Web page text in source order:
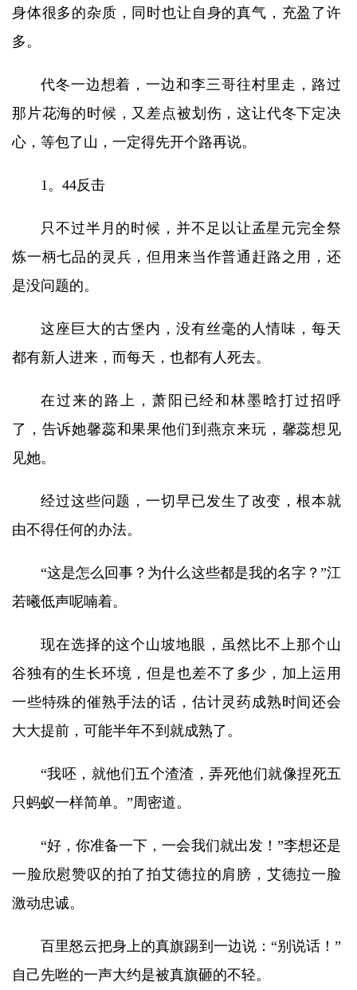
身体很多的杂质，同时也让自身的真气，充盈了许
多。
代冬一边想着，一边和李三哥往村里走，路过
那片花海的时候，又差点被划伤，这让代冬下定决
心，等包了山，一定得先开个路再说。
1。44反击
只不过半月的时候，并不足以让孟星元完全祭
炼一柄七品的灵兵，但用来当作普通赶路之用，还
是没问题的。
这座巨大的古堡内，没有丝毫的人情味，每天
都有新人进来，而每天，也都有人死去。
在过来的路上，萧阳已经和林墨晗打过招呼
了，告诉她馨蕊和果果他们到燕京来玩，馨蕊想见
见她。
经过这些问题，一切早已发生了改变，根本就
由不得任何的办法。
“这是怎么回事？为什么这些都是我的名字？”江
若曦低声呢喃着。
现在选择的这个山坡地眼，虽然比不上那个山
谷独有的生长环境，但是也差不了多少，加上运用
一些特殊的催熟手法的话，估计灵药成熟时间还会
大大提前，可能半年不到就成熟了。
“我呸，就他们五个渣渣，弄死他们就像捏死五
只蚂蚁一样简单。”周密道。
“好，你准备一下，一会我们就出发！”李想还是
一脸欣慰赞叹的拍了拍艾德拉的肩膀，艾德拉一脸
激动忠诚。
百里怒云把身上的真旗踢到一边说：“别说话！”
自己先咝的一声大约是被真旗砸的不轻。